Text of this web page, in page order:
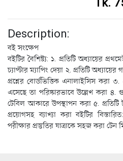
Description:
বই সংক্ষেপ
বইটির বৈশিষ্ট্য: ১. প্রতিটি অধ্যায়ের
চ্যাপ্টার ম্যাপিং দেয়া ২. প্রতিটি
প্রশ্নের বোর্ডভিত্তিক এনালাইসিস করা
এসেছে তা পরিষ্কারভাবে উল্লেখ করা ৪.
টেবিল আকারে উপস্থাপন করা ৫.
প্রয়োগসহ ব্যাখ্যা করা বইটির
পরীক্ষার প্রস্তুতির যাত্রাকে সহজ করা টেন